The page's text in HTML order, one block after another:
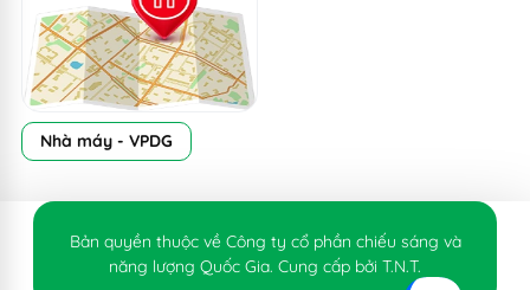
Nhà máy - VPDG
Bản quyền thuộc về Công ty cổ phần chiếu sáng và
năng lượng Quốc Gia. Cung cấp bởi T.N.T.